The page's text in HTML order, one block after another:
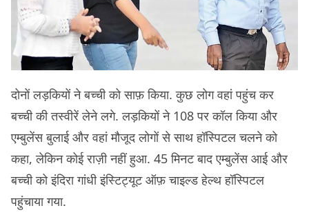
दोनों लड़कियों ने बच्ची को साफ़ किया. कुछ लोग वहां पहुंच कर
बच्ची की तस्वीरें लेने लगे. लड़कियों ने 108 पर कॉल किया और
एम्बुलेंस बुलाई और वहां मौजूद लोगों से साथ हॉस्पिटल चलने को
कहा, लेकिन कोई राज़ी नहीं हुआ. 45 मिनट बाद एम्बुलेंस आई और
बच्ची को इंदिरा गांधी इंस्टिट्यूट ऑफ़ चाइल्ड हेल्थ हॉस्पिटल
पहुंचाया गया.